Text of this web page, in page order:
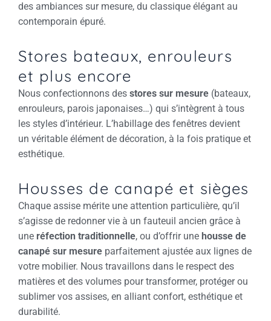
des ambiances sur mesure, du classique élégant au
contemporain épuré.
Stores bateaux, enrouleurs
et plus encore
Nous confectionnons des stores sur mesure (bateaux,
enrouleurs, parois japonaises…) qui s’intègrent à tous
les styles d’intérieur. L’habillage des fenêtres devient
un véritable élément de décoration, à la fois pratique et
esthétique.
Housses de canapé et sièges
Chaque assise mérite une attention particulière, qu’il
s’agisse de redonner vie à un fauteuil ancien grâce à
une réfection traditionnelle, ou d’offrir une housse de
canapé sur mesure parfaitement ajustée aux lignes de
votre mobilier. Nous travaillons dans le respect des
matières et des volumes pour transformer, protéger ou
sublimer vos assises, en alliant confort, esthétique et
durabilité.